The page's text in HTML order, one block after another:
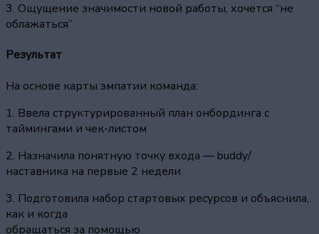
3. Ощущение значимости новой работы, хочется “не
облажаться”
Результат
На основе карты эмпатии команда:
1. Ввела структурированный план онбординга с
таймингами и чек-листом
2. Назначила понятную точку входа — buddy/
наставника на первые 2 недели
3. Подготовила набор стартовых ресурсов и объяснила,
как и когда
обращаться за помощью